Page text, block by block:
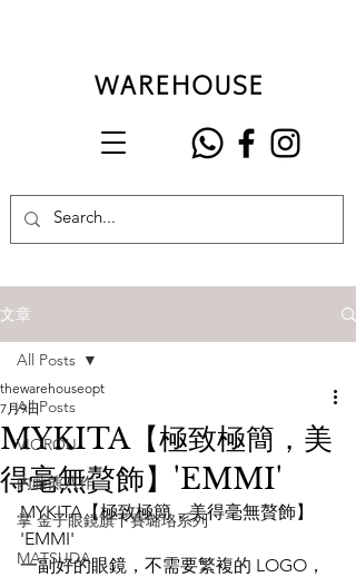
文章
All Posts
VIOROU
內藤熊八作
掌 金子眼鏡旗下賽璐珞系列
MATSUDA
All Posts
MYKITA【極致極簡，美
得毫無贅飾】'EMMI'
thewarehouseopt
7月9日
MYKITA【極致極簡，美得毫無贅飾】
'EMMI'
一副好的眼鏡，不需要繁複的 LOGO，